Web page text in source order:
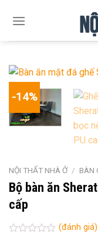
-14%
NỘI THẤT NHÀ Ở / BÀN
Bộ bàn ăn
cấp
(đánh giá)